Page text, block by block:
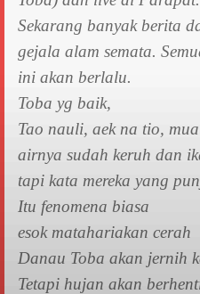
Sekarang banyak berita
gejala alam semata.
ini akan berlalu.
Toba yg baik,
Tao nauli, aek na tio,
airnya sudah keruh dan
tapi kata mereka yang
Itu fenomena biasa
esok matahariakan cerah
Danau Toba akan jernih
Tetapi hujan akan